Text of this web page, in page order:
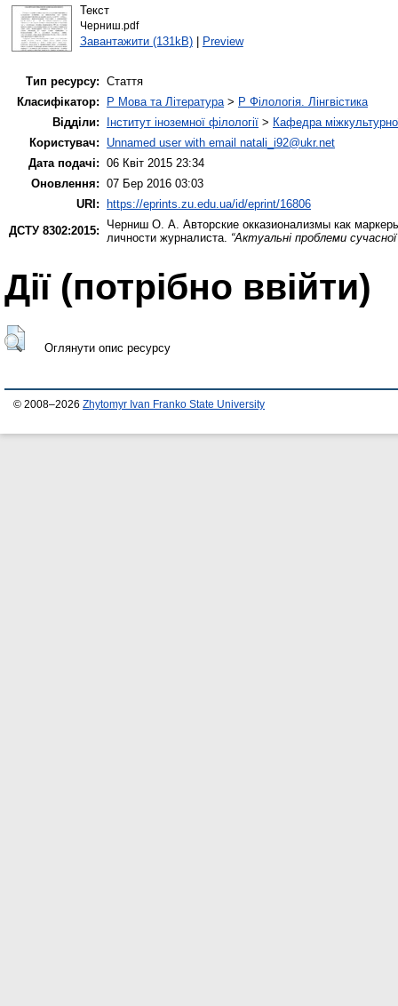
Текст
Черниш.pdf
Завантажити (131kB)| Preview
Тип ресурсу: Стаття
Класифікатор:
P Мова та Література> P Філологія. Лінгвістика
Відділи:
Інститут іноземної філології > Кафедра
Користувач:
Unnamed user with email natali_i92@ukr.net
Дата подачі: 06 Квіт 2015 23:34
Оновлення: 07 Бер 2016 03:03
URI:
https://eprints.zu.edu.ua/id/eprint/16806
ДСТУ 8302:2015:
Черниш О. А. Авторские окказионализмы как
личности журналиста. “Актуальні проблеми
Дії ​​(потрібно ввійти)
Оглянути опис ресурсу
© 2008–2026 Zhytomyr Ivan Franko State University